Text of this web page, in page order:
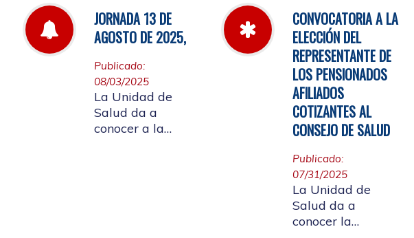
pautas para la
Audiencia Pública
de Rendición de
Cuentas año
k2025
JORNADA 13 DE
AGOSTO DE 2025,
Publicado:
08/03/2025
La Unidad de
Salud da a
conocer a la
CONVOCATORIA A LA
ELECCIÓN DEL
REPRESENTANTE DE
LOS PENSIONADOS
AFILIADOS
COTIZANTES AL
CONSEJO DE SALUD
Publicado:
07/31/2025
La Unidad de
Salud da a
conocer la